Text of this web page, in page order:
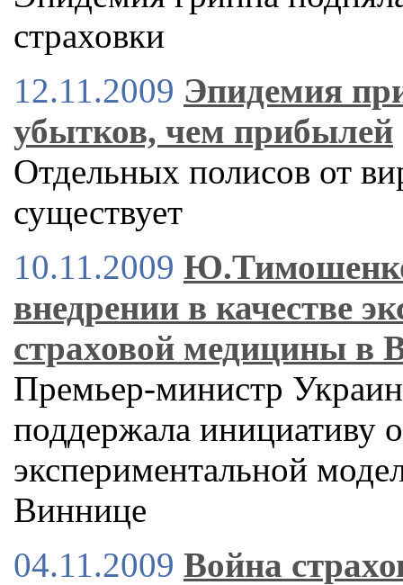
страховки
12.11.2009 Эпидемия
убытков, чем прибылей
Отдельных полисов от
существует
10.11.2009
внедрении в качестве
страховой медицины в
Премьер-министр
поддержала инициативу
экспериментальной
Виннице
04.11.2009 Война